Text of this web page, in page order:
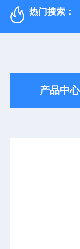
热门搜索：
产品中心